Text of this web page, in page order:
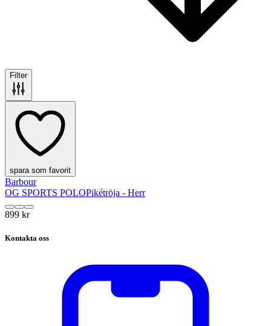
Filter
spara som favorit
Barbour
OG SPORTS POLOPikétröja - Herr
899 kr
Kontakta oss